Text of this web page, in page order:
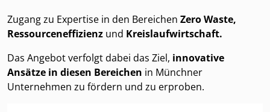
​​​​​​​Zugang zu Expertise in den Bereichen Zero Waste,
Ressourceneffizienz und Kreislaufwirtschaft.
Das Angebot verfolgt dabei das Ziel, innovative
Ansätze in diesen Bereichen in Münchner
Unternehmen zu fördern und zu erproben.